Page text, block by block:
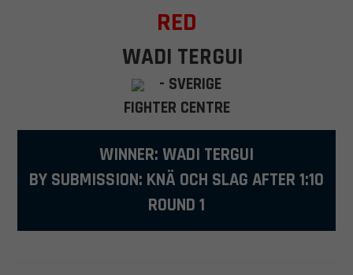
RED
WADI TERGUI
- SVERIGE
FIGHTER CENTRE
WINNER: WADI TERGUI
BY SUBMISSION: KNÄ OCH SLAG AFTER 1:10
ROUND 1